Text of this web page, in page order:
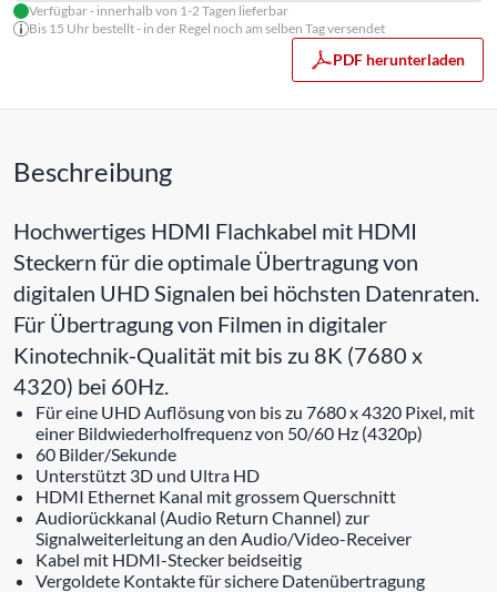
Verfügbar - innerhalb von 1-2 Tagen lieferbar
Bis 15 Uhr bestellt - in der Regel noch am selben Tag versendet
PDF herunterladen
Beschreibung
Hochwertiges HDMI Flachkabel mit HDMI
Steckern für die optimale Übertragung von
digitalen UHD Signalen bei höchsten Datenraten.
Für Übertragung von Filmen in digitaler
Kinotechnik-Qualität mit bis zu 8K (7680 x
4320) bei 60Hz.
Für eine UHD Auflösung von bis zu 7680 x 4320 Pixel, mit
einer Bildwiederholfrequenz von 50/60 Hz (4320p)
60 Bilder/Sekunde
Unterstützt 3D und Ultra HD
HDMI Ethernet Kanal mit grossem Querschnitt
Audiorückkanal (Audio Return Channel) zur
Signalweiterleitung an den Audio/Video-Receiver
Kabel mit HDMI-Stecker beidseitig
Vergoldete Kontakte für sichere Datenübertragung